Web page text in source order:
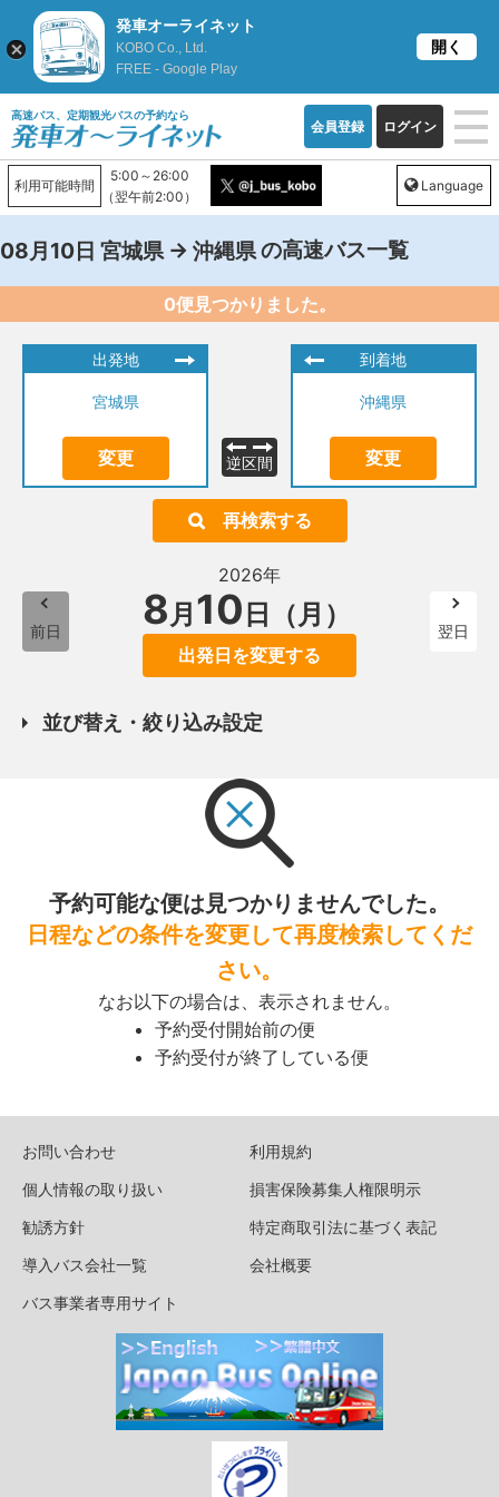
高速バス、定期観光バスの予約なら
会員登録 ログイン
利用可能時間
5:00～26:00
（翌午前2:00）
Language
08月10日 宮城県 → 沖縄県の高速バス一覧
0便見つかりました。
出発地
宮城県
変更 逆区間
到着地
沖縄県
変更
再検索する
前日
2026年
8月 10 日（月）
出発日を変更する
翌日
並び替え・絞り込み設定
予約可能な便は見つかりませんでした。
日程などの条件を変更して再度検索してくだ
さい。
なお以下の場合は、表示されません。
予約受付開始前の便
予約受付が終了している便
お問い合わせ
利用規約
個人情報の取り扱い
損害保険募集人権限明示
勧誘方針
特定商取引法に基づく表記
導入バス会社一覧
会社概要
バス事業者専用サイト
発車オーライネット
KOBO Co., Ltd.
FREE - Google Play
開く